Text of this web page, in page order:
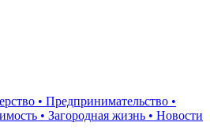
• Предпринимательство •
• Загородная жизнь • Новости